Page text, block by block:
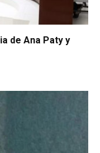
de Ana Paty y